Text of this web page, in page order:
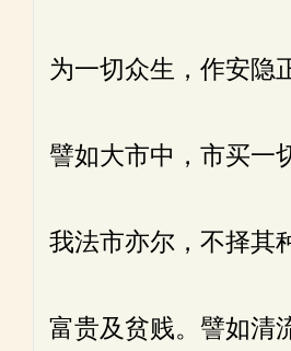
为一切众生，作安隐
譬如大市中，市买一
我法市亦尔，不择其
富贵及贫贱。譬如清